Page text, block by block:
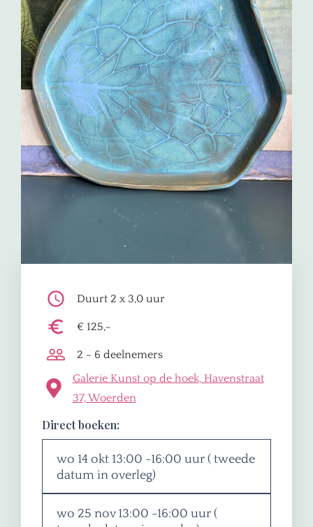
Duurt 2 x 3,0 uur
€ 125,-
2 - 6 deelnemers
Galerie Kunst op de hoek, Havenstraat
37, Woerden
Direct boeken:
wo 14 okt 13:00 -16:00 uur ( tweede
datum in overleg)
wo 25 nov 13:00 -16:00 uur (